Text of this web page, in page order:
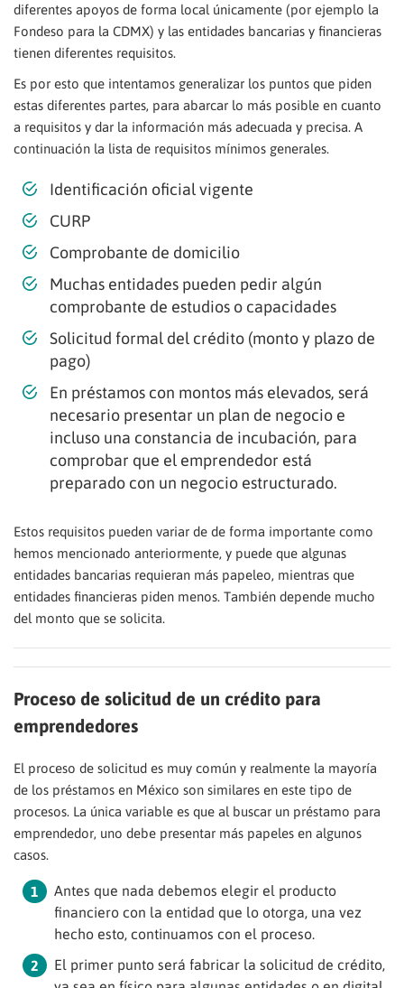
diferentes apoyos de forma local únicamente (por ejemplo la
Fondeso para la CDMX) y las entidades bancarias y financieras
tienen diferentes requisitos.
Es por esto que intentamos generalizar los puntos que piden
estas diferentes partes, para abarcar lo más posible en cuanto
a requisitos y dar la información más adecuada y precisa. A
continuación la lista de requisitos mínimos generales.
Identificación oficial vigente
CURP
Comprobante de domicilio
Muchas entidades pueden pedir algún
comprobante de estudios o capacidades
Solicitud formal del crédito (monto y plazo de
pago)
En préstamos con montos más elevados, será
necesario presentar un plan de negocio e
incluso una constancia de incubación, para
comprobar que el emprendedor está
preparado con un negocio estructurado.
Estos requisitos pueden variar de de forma importante como
hemos mencionado anteriormente, y puede que algunas
entidades bancarias requieran más papeleo, mientras que
entidades financieras piden menos. También depende mucho
del monto que se solicita.
Proceso de solicitud de un crédito para
emprendedores
El proceso de solicitud es muy común y realmente la mayoría
de los préstamos en México son similares en este tipo de
procesos. La única variable es que al buscar un préstamo para
emprendedor, uno debe presentar más papeles en algunos
casos.
Antes que nada debemos elegir el producto
financiero con la entidad que lo otorga, una vez
hecho esto, continuamos con el proceso.
El primer punto será fabricar la solicitud de crédito,